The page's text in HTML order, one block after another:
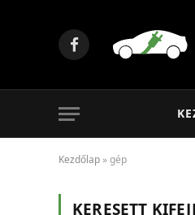
Facebook
Kezdőlap »gép
KERESETT